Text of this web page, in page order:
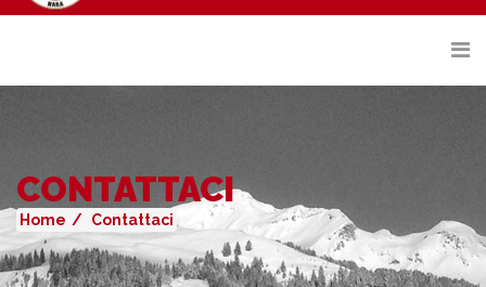
CONTATTACI
Home Contattaci